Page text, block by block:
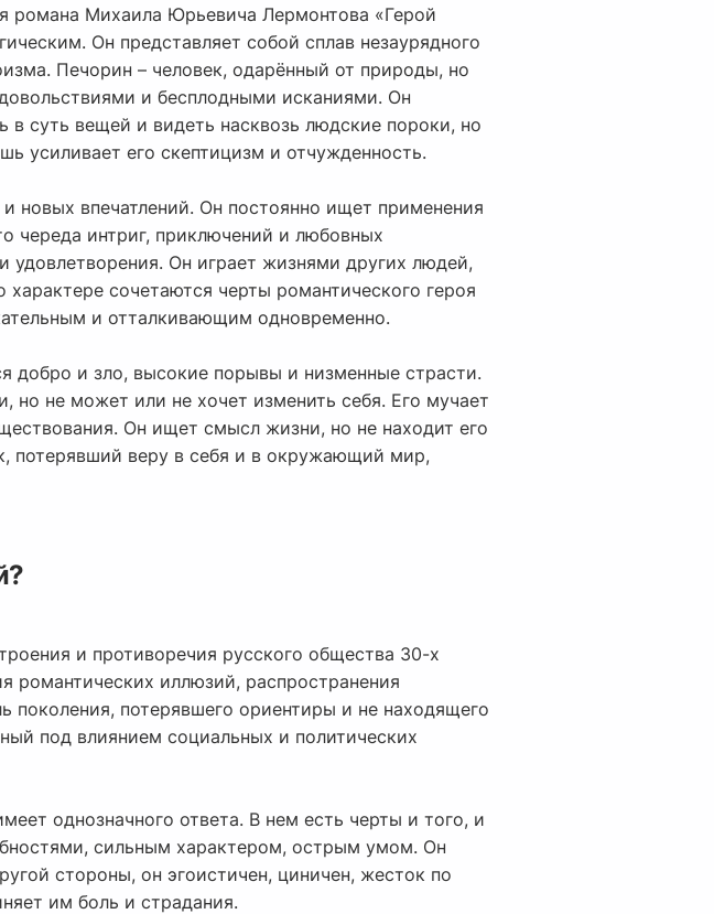
романа Михаила Юрьевича Лермонтова «Герой
Он представляет собой сплав незаурядного
Печорин – человек, одарённый от природы, но
и бесплодными исканиями. Он
суть вещей и видеть насквозь людские пороки, но
усиливает его скептицизм и отчужденность.
впечатлений. Он постоянно ищет применения
череда интриг, приключений и любовных
удовлетворения. Он играет жизнями других людей,
сочетаются черты романтического героя
и отталкивающим одновременно.
добро и зло, высокие порывы и низменные страсти.
но не может или не хочет изменить себя. Его мучает
Он ищет смысл жизни, но не находит его
потерявший веру в себя и в окружающий мир,
и противоречия русского общества 30-х
романтических иллюзий, распространения
поколения, потерявшего ориентиры и не находящего
под влиянием социальных и политических
однозначного ответа. В нем есть черты и того, и
сильным характером, острым умом. Он
стороны, он эгоистичен, циничен, жесток по
им боль и страдания.